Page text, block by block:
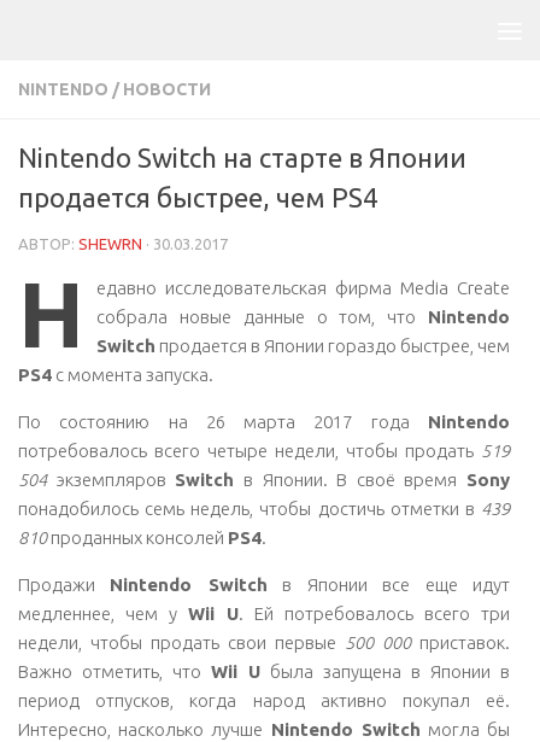
NINTENDO / НОВОСТИ
Nintendo Switch на старте в Японии
продается быстрее, чем PS4
АВТОР: SHEWRN · 30.03.2017
Н
едавно исследовательская фирма Media Create
собрала новые данные о том, что Nintendo
Switch продается в Японии гораздо быстрее, чем
PS4 с момента запуска.
По состоянию на 26 марта 2017 года Nintendo
потребовалось всего четыре недели, чтобы продать 519
504экземпляров Switch в Японии. В своё время Sony
понадобилось семь недель, чтобы достичь отметки в 439
810проданных консолей PS4.
Продажи Nintendo Switch в Японии все еще идут
медленнее, чем у Wii U. Ей потребовалось всего три
недели, чтобы продать свои первые 500 000приставок.
Важно отметить, что Wii U была запущена в Японии в
период отпусков, когда народ активно покупал её.
Интересно, насколько лучше Nintendo Switch могла бы